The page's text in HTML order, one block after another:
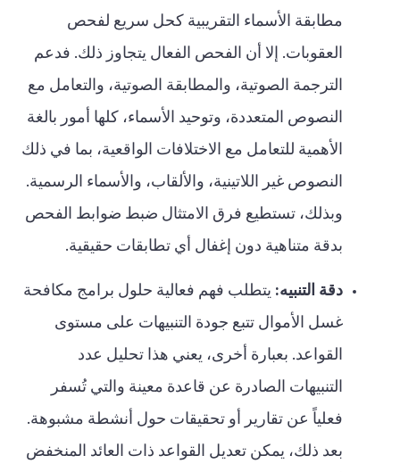
مطابقة الأسماء التقريبية كحل سريع لفحص
العقوبات. إلا أن الفحص الفعال يتجاوز ذلك. فدعم
الترجمة الصوتية، والمطابقة الصوتية، والتعامل مع
النصوص المتعددة، وتوحيد الأسماء، كلها أمور بالغة
الأهمية للتعامل مع الاختلافات الواقعية، بما في ذلك
النصوص غير اللاتينية، والألقاب، والأسماء الرسمية.
وبذلك، تستطيع فرق الامتثال ضبط ضوابط الفحص
بدقة متناهية دون إغفال أي تطابقات حقيقية.
دقة التنبيه: يتطلب فهم فعالية حلول برامج مكافحة
غسل الأموال تتبع جودة التنبيهات على مستوى
القواعد. بعبارة أخرى، يعني هذا تحليل عدد
التنبيهات الصادرة عن قاعدة معينة والتي تُسفر
فعلياً عن تقارير أو تحقيقات حول أنشطة مشبوهة.
بعد ذلك، يمكن تعديل القواعد ذات العائد المنخفض